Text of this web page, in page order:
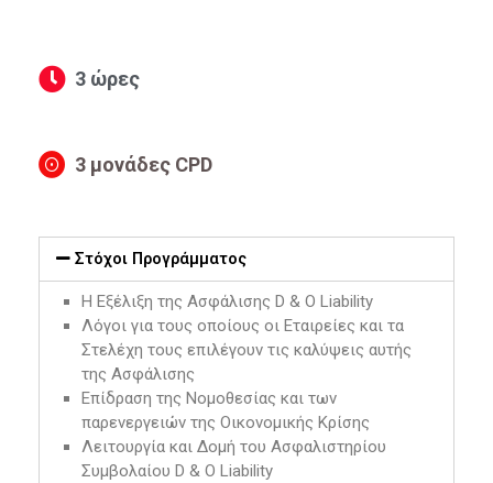
3 ώρες
3 μονάδες CPD
Στόχοι Προγράμματος
Η Εξέλιξη της Ασφάλισης D & O Liability
Λόγοι για τους οποίους οι Εταιρείες και τα
Στελέχη τους επιλέγουν τις καλύψεις αυτής
της Ασφάλισης
Επίδραση της Νομοθεσίας και των
παρενεργειών της Οικονομικής Κρίσης
Λειτουργία και Δομή του Ασφαλιστηρίου
Συμβολαίου D & O Liability